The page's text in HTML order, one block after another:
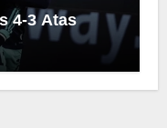
4-3 Atas